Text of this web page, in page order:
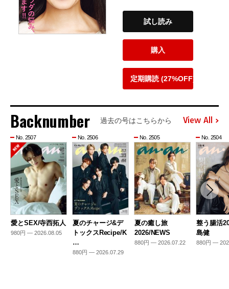
試し読み
購入
定期購読 (27%OFF)
Backnumber 過去の号はこちらから View All
No. 2507
愛とSEX/寺西拓人
980円 — 2026.08.05
No. 2506
夏のチャージ&デ
トックスRecipe/K
…
880円 — 2026.07.29
No. 2505
夏の癒し旅
2026/NEWS
880円 — 2026.07.22
No. 2504
整う腸活
島健
880円 —